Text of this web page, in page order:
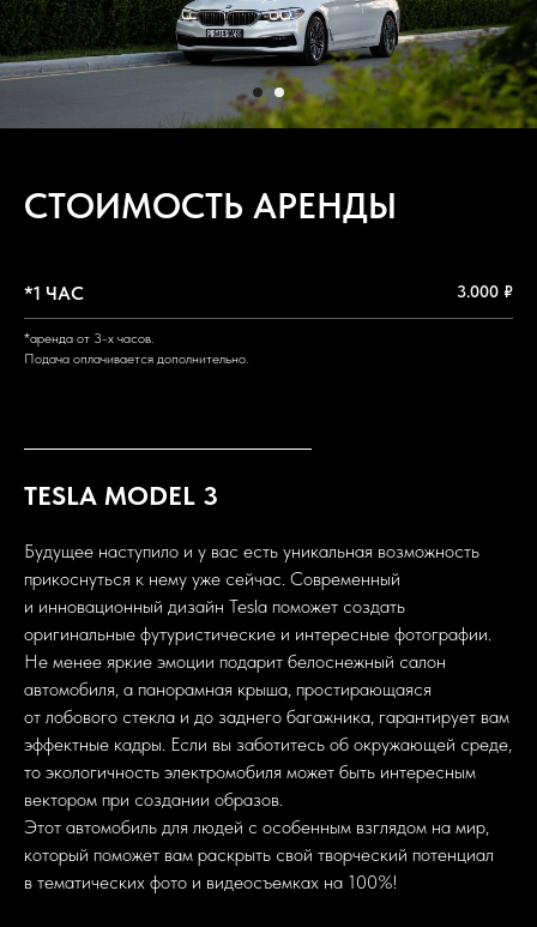
СТОИМОСТЬ АРЕНДЫ
*1 ЧАС 3.000 ₽
*аренда от 3-х часов.
Подача оплачивается дополнительно.
TESLA MODEL 3
Будущее наступило и у вас есть уникальная возможность
прикоснуться к нему уже сейчас. Современный
и инновационный дизайн Tesla поможет создать
оригинальные футуристические и интересные фотографии.
Не менее яркие эмоции подарит белоснежный салон
автомобиля, а панорамная крыша, простирающаяся
от лобового стекла и до заднего багажника, гарантирует вам
эффектные кадры. Если вы заботитесь об окружающей среде,
то экологичность электромобиля может быть интересным
вектором при создании образов.
Этот автомобиль для людей с особенным взглядом на мир,
который поможет вам раскрыть свой творческий потенциал
в тематических фото и видеосъемках на 100%!